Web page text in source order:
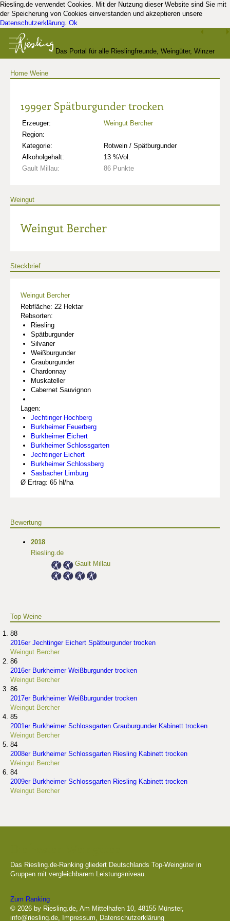
Riesling.de verwendet Cookies. Mit der Nutzung dieser Website sind Sie mit
der Speicherung von Cookies einverstanden und akzeptieren unsere
Datenschutzerklärung. Ok
Das Portal für alle Rieslingfreunde, Weingüter, Winzer
Home Weine
1999er Spätburgunder trocken
Erzeuger:
Weingut Bercher
Region:
Kategorie:
Rotwein / Spätburgunder
Alkoholgehalt:
13 %Vol.
Gault Millau:
86 Punkte
Weingut
Weingut Bercher
Steckbrief
Weingut Bercher
Rebfläche: 22 Hektar
Rebsorten:
Riesling
Spätburgunder
Silvaner
Weißburgunder
Grauburgunder
Chardonnay
Muskateller
Cabernet Sauvignon
Lagen:
Jechtinger Hochberg
Burkheimer Feuerberg
Burkheimer Eichert
Burkheimer Schlossgarten
Jechtinger Eichert
Burkheimer Schlossberg
Sasbacher Limburg
Ø Ertrag: 65 hl/ha
Bewertung
2018
Riesling.de
Gault Millau
Top Weine
88
2016er Jechtinger Eichert Spätburgunder trocken
Weingut Bercher
86
2016er Burkheimer Weißburgunder trocken
Weingut Bercher
86
2017er Burkheimer Weißburgunder trocken
Weingut Bercher
85
2001er Burkheimer Schlossgarten Grauburgunder Kabinett trocken
Weingut Bercher
84
2008er Burkheimer Schlossgarten Riesling Kabinett trocken
Weingut Bercher
84
2009er Burkheimer Schlossgarten Riesling Kabinett trocken
Weingut Bercher
Das Riesling.de-Ranking gliedert Deutschlands Top-Weingüter in
Gruppen mit vergleichbarem Leistungsniveau.
Zum Ranking
© 2026 by Riesling.de, Am Mittelhafen 10, 48155 Münster,
info@riesling.de, Impressum, Datenschutzerklärung